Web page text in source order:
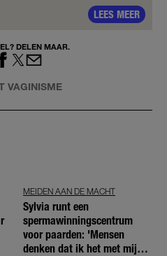
LEES MEER
DELEN MAAR.
VAGINISME
MEIDEN AAN DE MACHT
Sylvia runt een
spermawinningscentrum
voor paarden: 'Mensen
denken dat ik het met mijn